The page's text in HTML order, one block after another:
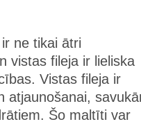
ne tikai ātri
vistas fileja ir lieliska
Vistas fileja ir
atjaunošanai,
Šo maltīti var